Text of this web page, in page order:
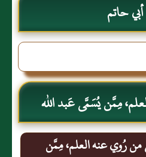
حاتم
مِمَّن يُسَمَّى عَبد الله
من رُوي عنه العلم، مِمَّن